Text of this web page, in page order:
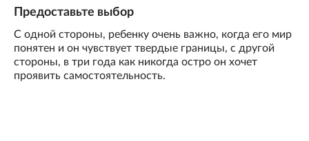
Предоставьте выбор
С одной стороны, ребенку очень важно, когда его мир
понятен и он чувствует твердые границы, с другой
стороны, в три года как никогда остро он хочет
проявить самостоятельность.